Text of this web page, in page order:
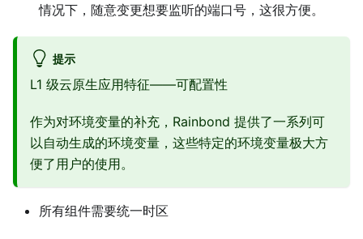
情况下，随意变更想要监听的端口号，这很方便。
提示
L1 级云原生应用特征——可配置性
作为对环境变量的补充，Rainbond 提供了一系列可
以自动生成的环境变量，这些特定的环境变量极大方
便了用户的使用。
所有组件需要统一时区